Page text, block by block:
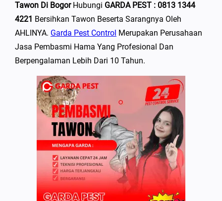
Tawon Di BogorHubungi GARDA PEST : 0813 1344
4221 Bersihkan Tawon Beserta Sarangnya Oleh
AHLINYA. Garda Pest Control Merupakan Perusahaan
Jasa Pembasmi Hama Yang Profesional Dan
Berpengalaman Lebih Dari 10 Tahun.